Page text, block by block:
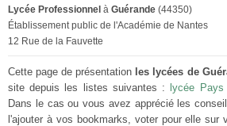
Lycée Professionnel à Guérande (44350)
Établissement public de l'Académie de Nantes
12 Rue de la Fauvette
Cette page de présentation les lycées de
site depuis les listes suivantes :
lycée
Dans le cas ou vous avez apprécié les
l'ajouter à vos bookmarks, voter pour elle sur